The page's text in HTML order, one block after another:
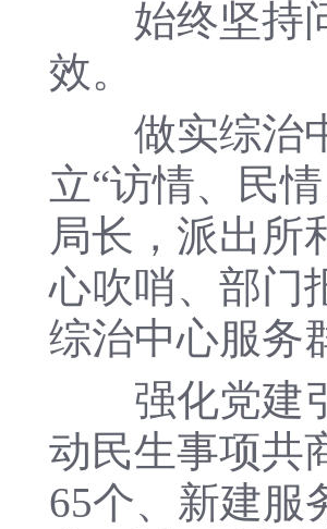
始终坚持问
效。
做实综治中
立“访情、民
局长，派出所
心吹哨、部门
综治中心服务
强化党建引
动民生事项共
65个、新建服